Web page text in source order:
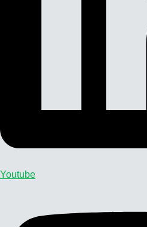
Youtube